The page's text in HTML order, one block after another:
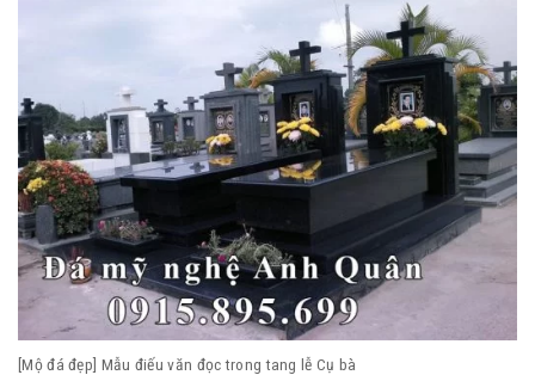
[Mộ đá đẹp] Mẫu điếu văn đọc trong tang lễ Cụ bà